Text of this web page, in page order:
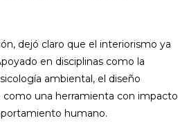
dejó claro que el interiorismo ya
en disciplinas como la
ambiental, el diseño
una herramienta con impacto
humano.